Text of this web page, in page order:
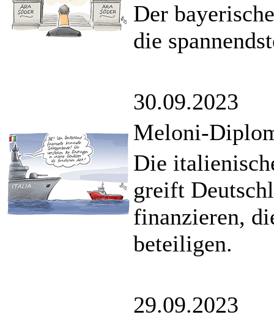
Der
die
30.09.2023
Meloni-
Die
greift
finanzieren,
beteiligen.
29.09.2023